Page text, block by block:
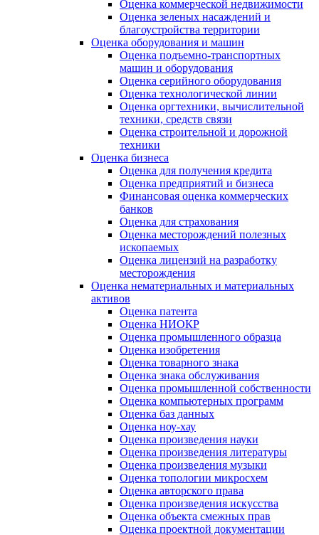
Оценка коммерческой недвижимости
Оценка зеленых насаждений и
благоустройства территории
Оценка оборудования и машин
Оценка подъемно-транспортных
машин и оборудования
Оценка серийного оборудования
Оценка технологической линии
Оценка оргтехники, вычислительной
техники, средств связи
Оценка строительной и дорожной
техники
Оценка бизнеса
Оценка для получения кредита
Оценка предприятий и бизнеса
Финансовая оценка коммерческих
банков
Оценка для страхования
Оценка месторождений полезных
ископаемых
Оценка лицензий на разработку
месторождения
Оценка нематериальных и материальных
активов
Оценка патента
Оценка НИОКР
Оценка промышленного образца
Оценка изобретения
Оценка товарного знака
Оценка знака обслуживания
Оценка промышленной собственности
Оценка компьютерных программ
Оценка баз данных
Оценка ноу-хау
Оценка произведения науки
Оценка произведения литературы
Оценка произведения музыки
Оценка топологии микросхем
Оценка авторского права
Оценка произведения искусства
Оценка объекта смежных прав
Оценка проектной документации